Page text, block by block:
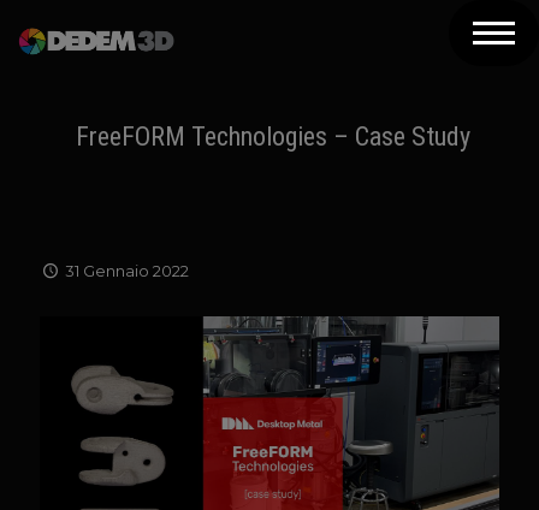
Prodotti
Contatti
Newsletter
FreeFORM Technologies – Case Study
31 Gennaio 2022